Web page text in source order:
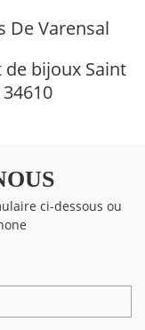
De Varensal
bijoux Saint
ci-dessous ou